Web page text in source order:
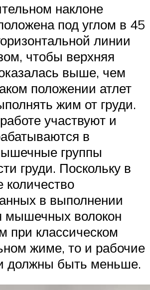
наклоне
под углом в 45
линии
чтобы верхняя
выше, чем
положении атлет
жим от груди.
участвуют и
в
группы
груди. Поскольку в
количество
в выполнении
мышечных волокон
при классическом
жиме, то и рабочие
должны быть меньше.